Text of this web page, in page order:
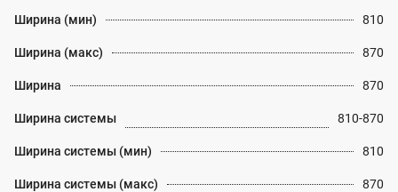
Ширина (мин) 810
Ширина (макс) 870
Ширина 870
Ширина системы 810-870
Ширина системы (мин) 810
Ширина системы (макс) 870